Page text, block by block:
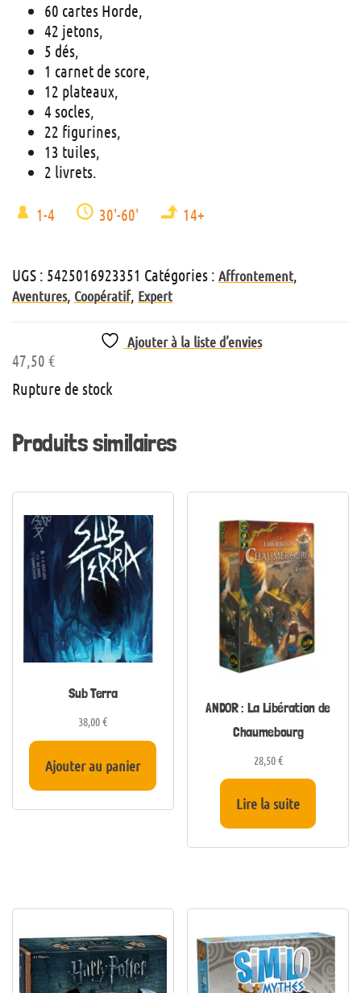
60 cartes Horde,
42 jetons,
5 dés,
1 carnet de score,
12 plateaux,
4 socles,
22 figurines,
13 tuiles,
2 livrets.
1-4 30'-60' 14+
UGS : 5425016923351 Catégories : Affrontement,
Aventures, Coopératif, Expert
Ajouter à la liste d’envies
47,50 €
Rupture de stock
Produits similaires
Sub Terra
38,00€
Ajouter au panier
ANDOR : La Libération de
Chaumebourg
28,50€
Lire la suite